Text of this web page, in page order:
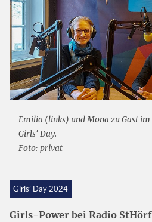
Emilia (links) undMona zu Gast im
Girls' Day.
Foto: privat
Girls’ Day 2024
Girls-Power bei Radio